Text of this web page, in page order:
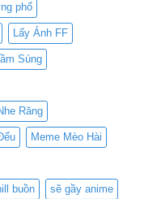
phố
Lấy Ảnh FF
Súng
Răng
Meme Mèo Hài
buồn sẽ gầy anime